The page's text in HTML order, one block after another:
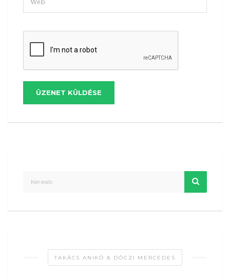
ÜZENET KÜLDÉSE
TAKÁCS ANIKÓ & DÓCZI MERCEDES